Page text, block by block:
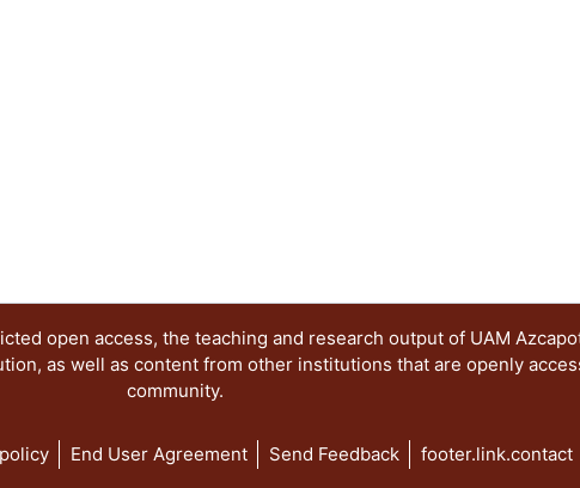
open access, the teaching and research output of UAM
as well as content from other institutions that are openly
community.
End User Agreement Send Feedback footer.link.contact